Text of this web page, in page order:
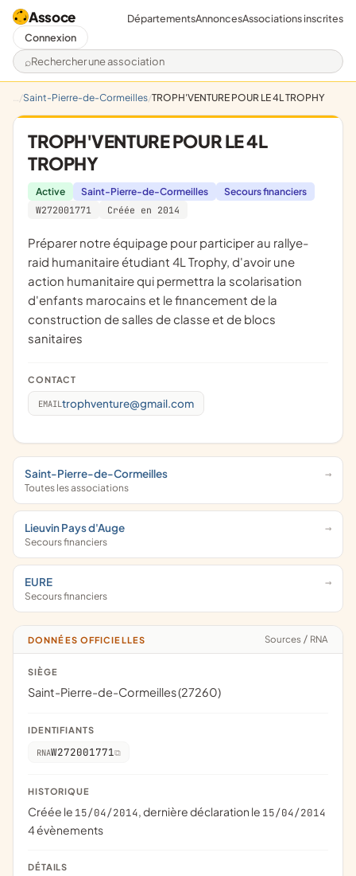
Assoce
Rechercher une association
DépartementsAnnoncesAssociations inscrites
Connexion
Saint-Pierre-de-Cormeilles TROPH'VENTURE POUR LE 4L TROPHY
TROPH'VENTURE POUR LE 4L
TROPHY
Active Saint-Pierre-de-Cormeilles
Secours financiers
W272001771
Créée en 2014
préparer notre équipage pour participer au rallye-
raid humanitaire étudiant 4L Trophy, d'avoir une
action humanitaire qui permettra la scolarisation
d'enfants marocains et le financement de la
construction de salles de classe et de blocs
sanitaires
CONTACT
EMAIL trophventure@gmail.com
Saint-Pierre-de-Cormeilles
Toutes les associations
Lieuvin Pays d'Auge
Secours financiers
EURE
Secours financiers
DONNÉES OFFICIELLES Sources / RNA
SIÈGE
Saint-Pierre-de-Cormeilles (27260)
IDENTIFIANTS
RNAW272001771
HISTORIQUE
Créée le 15/04/2014, dernière déclaration le 15/04/2014
4 évènements
DÉTAILS